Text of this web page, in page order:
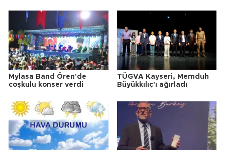
Mylasa Band Ören'de
coşkulu konser verdi
TÜGVA Kayseri, Memduh
Büyükkılıç'ı ağırladı